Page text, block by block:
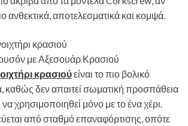
ανθεκτικά, αποτελεσματικά και κομψά.
με Αξεσουάρ Κρασιού
κρασιούείναι το πιο βολικό
καθώς δεν απαιτεί σωματική προσπάθεια
χρησιμοποιηθεί μόνο με το ένα χέρι.
από σταθμό επαναφόρτισης, οπότε